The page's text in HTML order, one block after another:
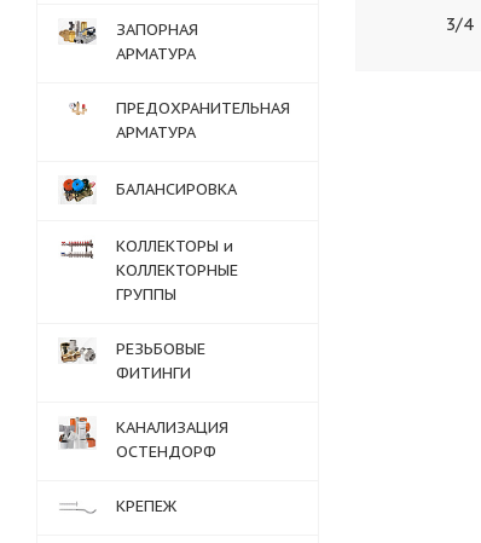
3/4
ЗАПОРНАЯ
АРМАТУРА
ПРЕДОХРАНИТЕЛЬНАЯ
АРМАТУРА
БАЛАНСИРОВКА
КОЛЛЕКТОРЫ и
КОЛЛЕКТОРНЫЕ
ГРУППЫ
РЕЗЬБОВЫЕ
ФИТИНГИ
КАНАЛИЗАЦИЯ
ОСТЕНДОРФ
КРЕПЕЖ